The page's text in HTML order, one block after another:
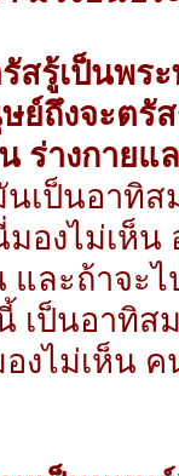
สรู้เป็นพร
ย์ถึงจะต
ร่างกาย
นเป็นอาทิ
องไม่เห็
ละถ้าจะไ
เป็นอาทิส
องไม่เห็น